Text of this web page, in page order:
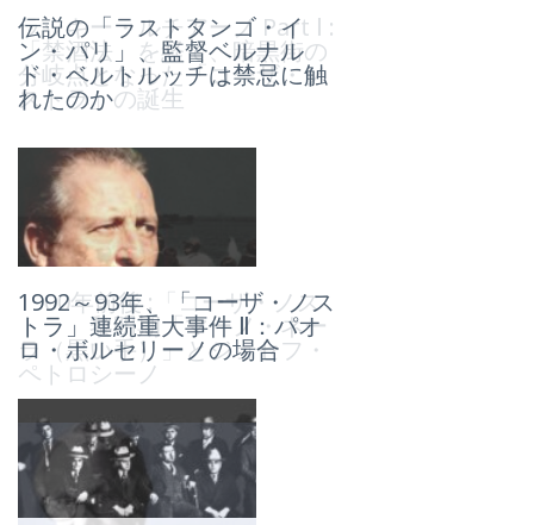
伝説の「ラストタンゴ・イ
ン・パリ」、監督ベルナル
ド・ベルトルッチは禁忌に触
れたのか
1992～93年、「コーザ・ノス
トラ」連続重大事件 Ⅱ：パオ
ロ・ボルセリーノの場合
ラッキー・ルチアーノ Part Ⅰ :
「禁酒法」を経て、暗黒街の
分岐点となった「コーザ・ノ
ストラ」の誕生
1900年前後 :「コーザ・ノス
トラ」黎明期「マーノ・ネー
ラ（黒い手）」とジョセフ・
ペトロシーノ